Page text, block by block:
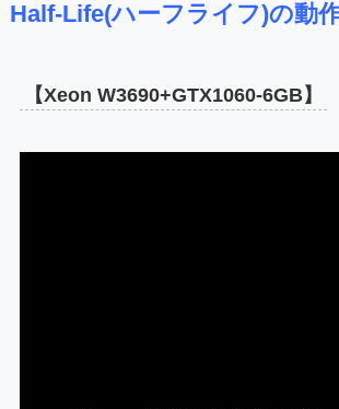
Half-Life(ハーフライフ)の動
【Xeon W3690+GTX1060-6GB】